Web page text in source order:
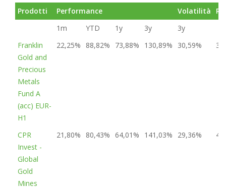
Prodotti Performance Volatilità
1m
YTD 1y 3y
3y
Franklin
Gold and
Precious
Metals
Fund A
(acc) EUR-
H1
22,25% 88,82% 73,88% 130,89% 30,59% 3
CPR
Invest -
Global
Gold
Mines
21,80% 80,43% 64,01% 141,03% 29,36% 4